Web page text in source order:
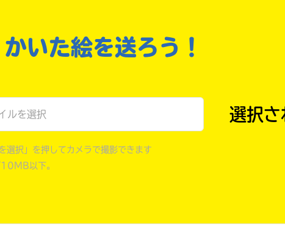
Loading...
SNSでシェアする
かいた絵を送ろう！
ルを選択
選択」を押してカメラで撮影できます
以下。
い
え
あ
る
度
確
ね